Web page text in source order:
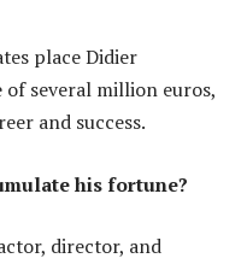
place Didier
several million euros,
and success.
his fortune?
director, and